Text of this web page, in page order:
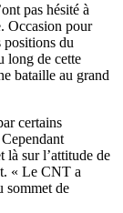
pas hésité à
Occasion pour
positions du
long de cette
bataille au grand
certains
là sur l’attitude de
« Le CNT a
sommet de